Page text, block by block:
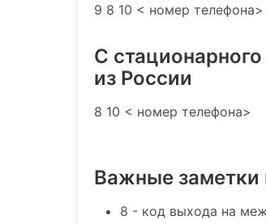
9 8 10 < номер телефона>
С
из России
8 10 < номер телефона>
Важные заметки
8 - код выхода на